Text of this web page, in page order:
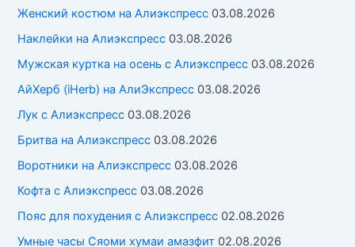
Женский костюм на Алиэкспресс 03.08.2026
Наклейки на Алиэкспресс 03.08.2026
Мужская куртка на осень с Алиэкспресс 03.08.2026
АйХерб (iHerb) на АлиЭкспресс 03.08.2026
Лук с Алиэкспресс 03.08.2026
Бритва на Алиэкспресс 03.08.2026
Воротники на Алиэкспресс 03.08.2026
Кофта с Алиэкспресс 03.08.2026
Пояс для похудения с Алиэкспресс 02.08.2026
Умные часы Cяоми хумаи амазфит 02.08.2026